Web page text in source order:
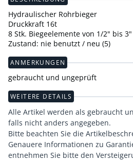
Hydraulischer Rohrbieger
Druckkraft 16t
8 Stk. Biegeelemente von 1/2" bis 3"
Zustand: nie benutzt / neu (5)
ANMERKUNGEN
gebraucht und ungeprüft
WEITERE DETAILS
Alle Artikel werden als gebraucht
falls nicht anders angegeben.
Bitte beachten Sie die
Genauere Informationen zu
entnehmen Sie bitte den